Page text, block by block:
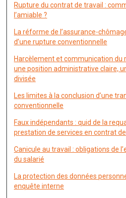
Rupture du contrat de travail :
l’amiable ?
La réforme de l’assurance-
d’une rupture conventionnelle
Harcèlement et communication du
une position administrative claire,
divisée
Les limites à la conclusion d’une
conventionnelle
Faux indépendants : quid de la
prestation de services en contrat
Canicule au travail : obligations de
du salarié
La protection des données
enquête interne